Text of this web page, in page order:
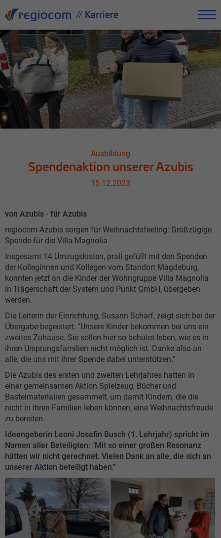
// Karriere
Ausbildung
Spendenaktion unserer Azubis
15.12.2023
von Azubis - für Azubis
regiocom-Azubis sorgen für Weihnachtsfeeling: Großzügige
Spende für die Villa Magnolia
Insgesamt 14 Umzugskisten, prall gefüllt mit den Spenden
der Kolleginnen und Kollegen vom Standort Magdeburg,
konnten jetzt an die Kinder der Wohngruppe Villa Magnolia
in Trägerschaft der System und Punkt GmbH, übergeben
werden.
Die Leiterin der Einrichtung, Susann Scharf, zeigt sich bei der
Übergabe begeistert: "Unsere Kinder bekommen bei uns ein
zweites Zuhause. Sie sollen hier so behütet leben, wie es in
ihren Ursprungsfamilien nicht möglich ist. Danke also an
alle, die uns mit ihrer Spende dabei unterstützen."
Die Azubis des ersten und zweiten Lehrjahres hatten in
einer gemeinsamen Aktion Spielzeug, Bücher und
Bastelmaterialien gesammelt, um damit Kindern, die die
nicht in ihren Familien leben können, eine Weihnachtsfreude
zu bereiten.
Ideengeberin Leoni Josefin Busch (1. Lehrjahr) spricht im
Namen aller Beteiligten: "Mit so einer großen Resonanz
hätten wir nicht gerechnet. Vielen Dank an alle, die sich an
unserer Aktion beteiligt haben."